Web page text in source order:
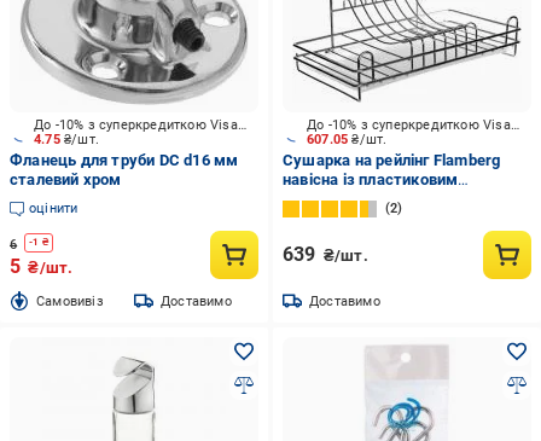
4.75 ₴/шт.
До -10% з суперкредиткою Visa Вигода
Фланець для труби DC d16 мм
сталевий хром
оцінити
6 -1 ₴
5 ₴/шт.
Cамовивіз Доставимо
607.05₴/шт.
До -10% з суперкредиткою Visa Вигода
Сушарка на рейлінг Flamberg
навісна із пластиковим
піддоном 435x246x255 мм хром
2
639 ₴/шт.
Доставимо